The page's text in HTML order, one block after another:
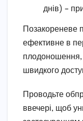
днів) –
Позакореневе
ефективне в
плодоношення,
швидкого
Проводьте
ввечері, щоб